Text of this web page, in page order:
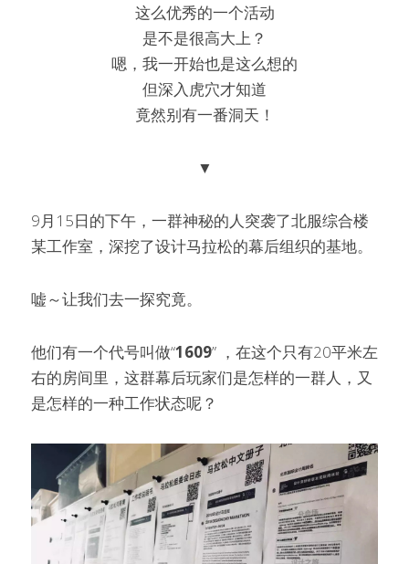
这么优秀的一个活动
是不是很高大上？
嗯，我一开始也是这么想的
但深入虎穴才知道
竟然别有一番洞天！
▼
9月15日的下午，一群神秘的人突袭了北服综合楼
某工作室，深挖了设计马拉松的幕后组织的基地。
嘘～让我们去一探究竟。
他们有一个代号叫做“1609” ，在这个只有20平米左
右的房间里，这群幕后玩家们是怎样的一群人，又
是怎样的一种工作状态呢？